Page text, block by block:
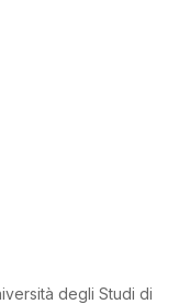
degli Studi di